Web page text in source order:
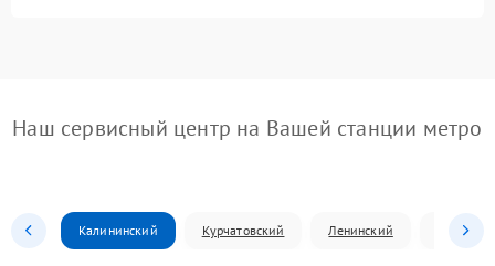
Наш сервисный центр на Вашей станции метро
Калининский Курчатовский Ленинский